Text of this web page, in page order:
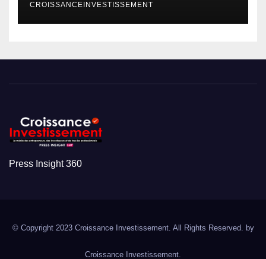
CROISSANCEINVESTISSEMENT
Press Insight 360
© Copyright 2023 Croissance Investissement. All Rights Reserved. by
Croissance Investissement.